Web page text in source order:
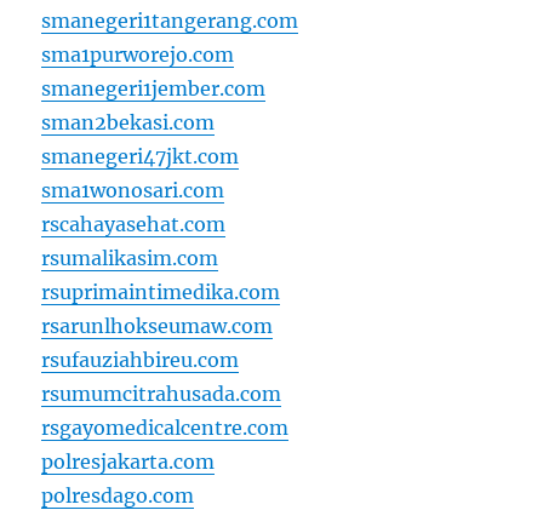
smanegeri1tangerang.com
sma1purworejo.com
smanegeri1jember.com
sman2bekasi.com
smanegeri47jkt.com
sma1wonosari.com
rscahayasehat.com
rsumalikasim.com
rsuprimaintimedika.com
rsarunlhokseumaw.com
rsufauziahbireu.com
rsumumcitrahusada.com
rsgayomedicalcentre.com
polresjakarta.com
polresdago.com